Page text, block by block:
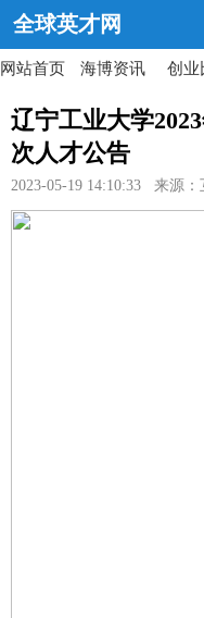
全球英才网
网站首页 海博资讯 创业
辽宁工业大学
次人才公告
2023-05-19 14:10:33 来源